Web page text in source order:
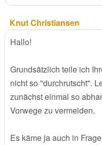
Knut Christiansen
Hallo!
Grundsätzlich teile ich
nicht so "durchrutscht".
zunächst einmal so
Vorwege zu vermeiden.
Es käme ja auch in